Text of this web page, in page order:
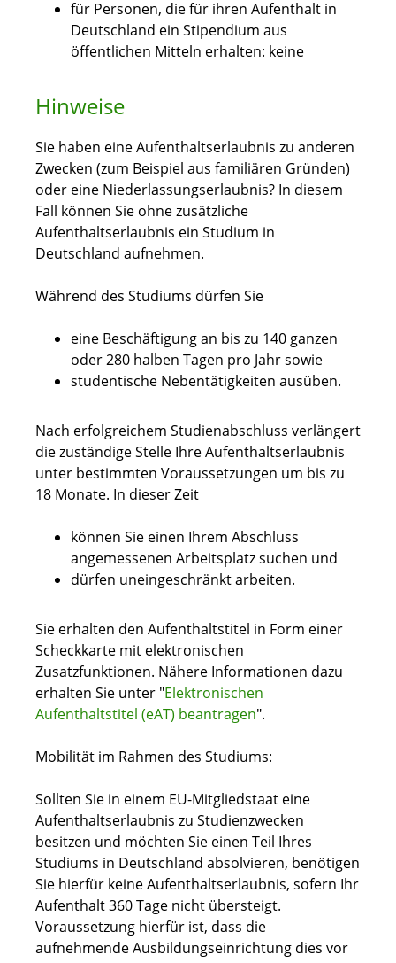
für Personen, die für ihren Aufenthalt in
Deutschland ein Stipendium aus
öffentlichen Mitteln erhalten: keine
Hinweise
Sie haben eine Aufenthaltserlaubnis zu anderen
Zwecken (zum Beispiel aus familiären Gründen)
oder eine Niederlassungserlaubnis? In diesem
Fall können Sie ohne zusätzliche
Aufenthaltserlaubnis ein Studium in
Deutschland aufnehmen.
Während des Studiums dürfen Sie
eine Beschäftigung an bis zu 140 ganzen
oder 280 halben Tagen pro Jahr sowie
studentische Nebentätigkeiten ausüben.
Nach erfolgreichem Studienabschluss verlängert
die zuständige Stelle Ihre Aufenthaltserlaubnis
unter bestimmten Voraussetzungen um bis zu
18 Monate. In dieser Zeit
können Sie einen Ihrem Abschluss
angemessenen Arbeitsplatz suchen und
dürfen uneingeschränkt arbeiten.
Sie erhalten den Aufenthaltstitel in Form einer
Scheckkarte mit elektronischen
Zusatzfunktionen. Nähere Informationen dazu
erhalten Sie unter "Elektronischen
Aufenthaltstitel (eAT) beantragen".
Mobilität im Rahmen des Studiums:
Sollten Sie in einem EU-Mitgliedstaat eine
Aufenthaltserlaubnis zu Studienzwecken
besitzen und möchten Sie einen Teil Ihres
Studiums in Deutschland absolvieren, benötigen
Sie hierfür keine Aufenthaltserlaubnis, sofern Ihr
Aufenthalt 360 Tage nicht übersteigt.
Voraussetzung hierfür ist, dass die
aufnehmende Ausbildungseinrichtung dies vor